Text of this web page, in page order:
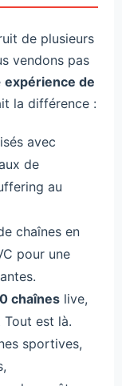
de plusieurs
vendons pas
expérience de
la différence :
avec
de
au
chaînes en
pour une
chaînes live,
Tout est là.
sportives,